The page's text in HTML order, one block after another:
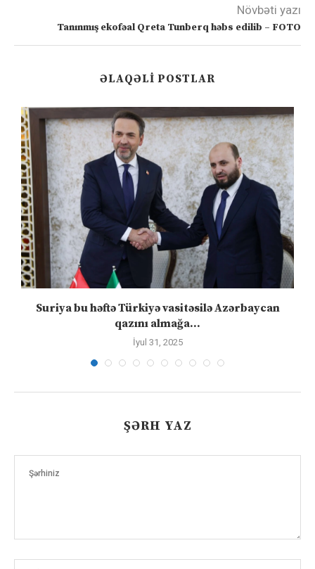
Növbəti yazı
Tanınmış ekofəal Qreta Tunberq həbs edilib – FOTO
ƏLAQƏLI POSTLAR
Suriya bu həftə Türkiyə vasitəsilə Azərbaycan
qazını almağa...
İyul 31, 2025
ŞƏRH YAZ